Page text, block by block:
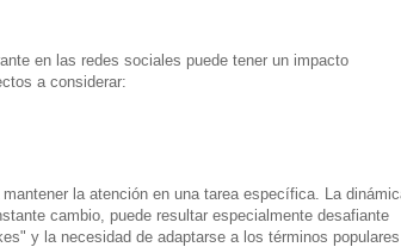
en las redes sociales puede tener un impacto
a considerar:
la atención en una tarea específica. La
cambio, puede resultar especialmente desafiante
y la necesidad de adaptarse a los términos populares